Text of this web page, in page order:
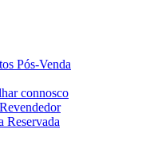
Pós-Venda
connosco
Reservada